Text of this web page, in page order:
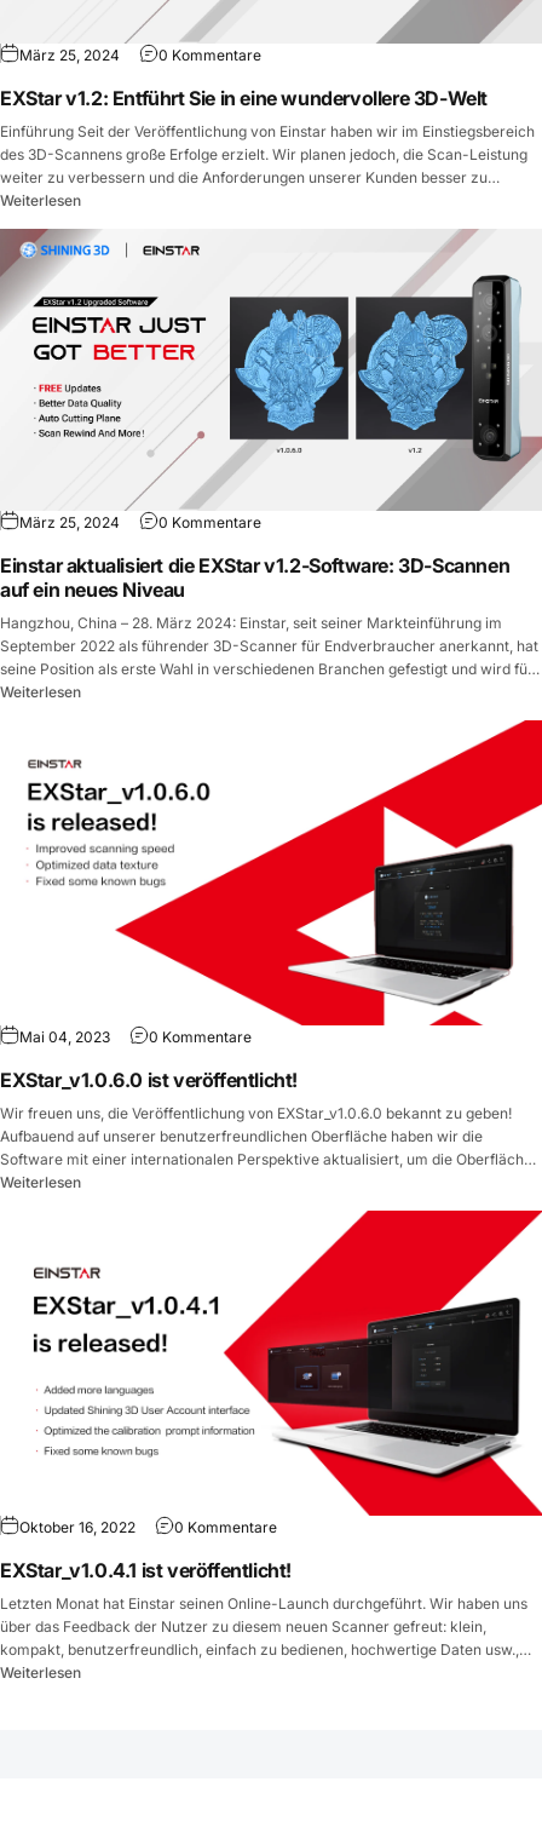
März 25, 2024 0 Kommentare
EXStar v1.2: Entführt Sie in eine wundervollere 3D-Welt
Einführung Seit der Veröffentlichung von Einstar haben wir im Einstiegsbereich
des 3D-Scannens große Erfolge erzielt. Wir planen jedoch, die Scan-Leistung
weiter zu verbessern und die Anforderungen unserer Kunden besser zu
erfüllen. Wir freuen uns, Ihnen nun das umfangreiche Update von...
Weiterlesen
März 25, 2024 0 Kommentare
Einstar aktualisiert die EXStar v1.2-Software: 3D-Scannen
auf ein neues Niveau
Hangzhou, China – 28. März 2024: Einstar, seit seiner Markteinführung im
September 2022 als führender 3D-Scanner für Endverbraucher anerkannt, hat
seine Position als erste Wahl in verschiedenen Branchen gefestigt und wird für
seine unvergleichliche Detailgenauigkeit und Zuverlässigkeit geschätzt. Nun
Weiterlesen
Mai 04, 2023 0 Kommentare
EXStar_v1.0.6.0 ist veröffentlicht!
Wir freuen uns, die Veröffentlichung von EXStar_v1.0.6.0 bekannt zu geben!
Aufbauend auf unserer benutzerfreundlichen Oberfläche haben wir die
Software mit einer internationalen Perspektive aktualisiert, um die Oberfläche
lesbarer und einfacher zu verwenden zu machen. Nachfolgend finden Sie die
Weiterlesen
Oktober 16, 2022 0 Kommentare
EXStar_v1.0.4.1 ist veröffentlicht!
Letzten Monat hat Einstar seinen Online-Launch durchgeführt. Wir haben uns
über das Feedback der Nutzer zu diesem neuen Scanner gefreut: klein,
kompakt, benutzerfreundlich, einfach zu bedienen, hochwertige Daten usw.,
aber es muss noch MEHR geben. Aufbauend auf dieser benutzerfreundlichen
Weiterlesen